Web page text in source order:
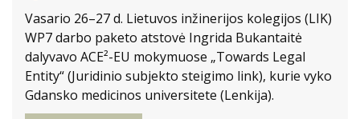
Vasario 26–27 d. Lietuvos inžinerijos kolegijos (LIK)
WP7 darbo paketo atstovė Ingrida Bukantaitė
dalyvavo ACE²-EU mokymuose „Towards Legal
Entity“ (Juridinio subjekto steigimo link), kurie vyko
Gdansko medicinos universitete (Lenkija).